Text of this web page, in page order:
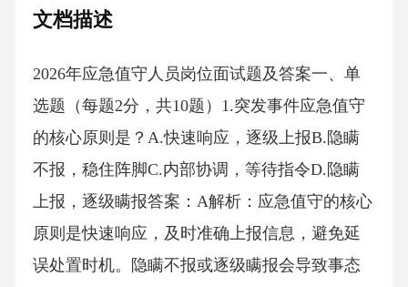
文档描述
2026年应急值守人员岗位面试题及答案一、单
选题（每题2分，共10题）1.突发事件应急值守
的核心原则是？A.快速响应，逐级上报B.隐瞒
不报，稳住阵脚C.内部协调，等待指令D.隐瞒
上报，逐级瞒报答案：A解析：应急值守的核心
原则是快速响应，及时准确上报信息，避免延
误处置时机。隐瞒不报或逐级瞒报会导致事态